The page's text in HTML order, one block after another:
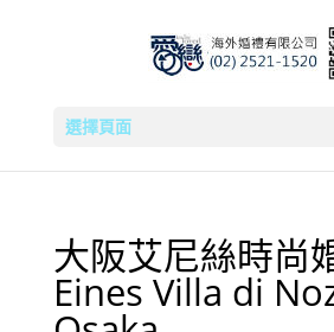
選擇頁面
大阪艾尼絲時尚
Eines Villa di